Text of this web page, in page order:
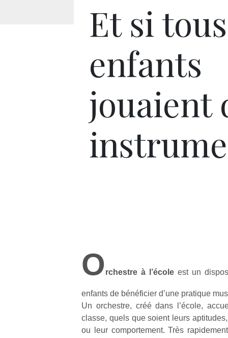
Et si
enfants
jouaient
Orchestre à l’école est un
enfants de bénéficier d’une pratique
Un orchestre, créé dans l’école,
classe, quels que soient leurs
ou leur comportement. Très